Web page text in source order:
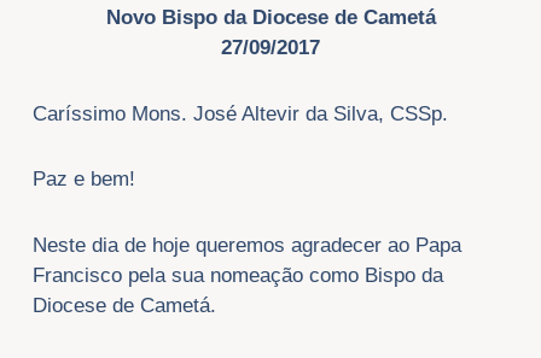
Novo Bispo da Diocese de Cametá
27/09/2017
Caríssimo Mons. José Altevir da Silva, CSSp.
Paz e bem!
Neste dia de hoje queremos agradecer ao Papa
Francisco pela sua nomeação como Bispo da
Diocese de Cametá.